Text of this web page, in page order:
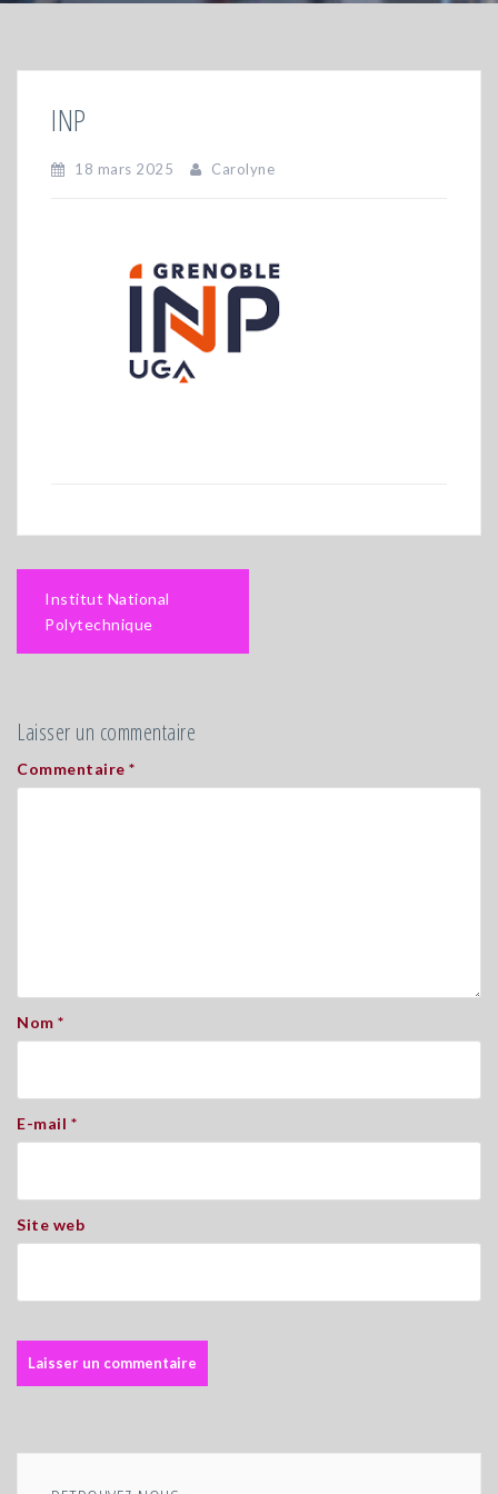
INP
18 mars 2025 Carolyne
l’article
Institut National
Polytechnique
Laisser un commentaire
Commentaire *
Nom *
E-mail *
Site web